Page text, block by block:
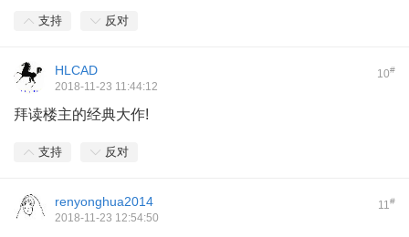
支持 反对
10#
HLCAD
2018-11-23 11:44:12
拜读楼主的经典大作!
支持 反对
11#
renyonghua2014
2018-11-23 12:54:50